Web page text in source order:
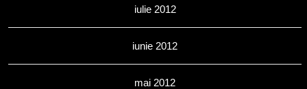
iulie 2012
iunie 2012
mai 2012